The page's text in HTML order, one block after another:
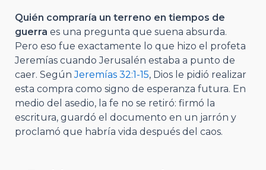
Quién compraría un terreno en tiempos de
guerra es una pregunta que suena absurda.
Pero eso fue exactamente lo que hizo el profeta
Jeremías cuando Jerusalén estaba a punto de
caer. SegúnJeremías 32:1-15, Dios le pidió realizar
esta compra como signo de esperanza futura. En
medio del asedio, la fe no se retiró: firmó la
escritura, guardó el documento en un jarrón y
proclamó que habría vida después del caos.